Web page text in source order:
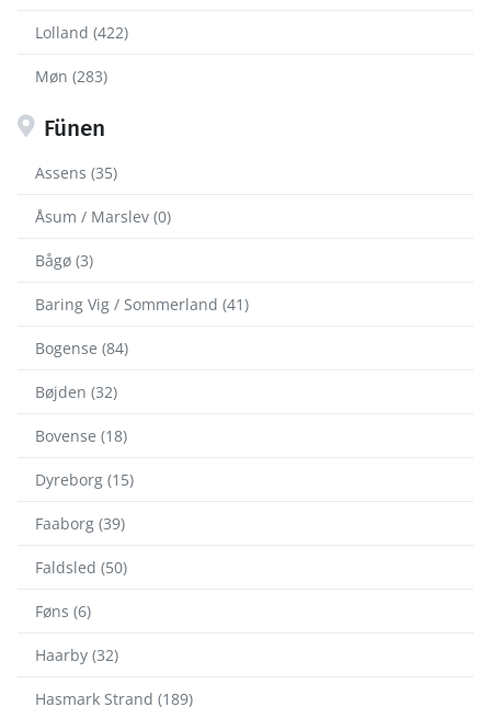
Lolland (422)
Møn (283)
Fünen
Assens (35)
Åsum / Marslev (0)
Bågø (3)
Baring Vig / Sommerland (41)
Bogense (84)
Bøjden (32)
Bovense (18)
Dyreborg (15)
Faaborg (39)
Faldsled (50)
Føns (6)
Haarby (32)
Hasmark Strand (189)